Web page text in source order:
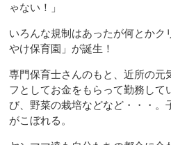
ゃない！」
いろんな規制はあったが何とかク
やけ保育園」が誕生！
専門保育士さんのもと、近所の元
フとしてお金をもらって勤務して
び、野菜の栽培などなど・・・。
がこぼれる。